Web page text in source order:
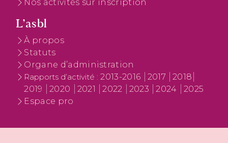
Nos activités sur inscription
L’asbl
À propos
Statuts
Organe d’administration
Rapports d’activité :2013-2016 2017
2018
2019
2020 2021 2022 2023 2024
2025
Espace pro